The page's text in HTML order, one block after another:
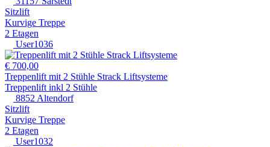
Sitzlift
Kurvige Treppe
2 Etagen
User1036
€ 700,00
Treppenlift mit 2 Stühle Strack Liftsysteme
Treppenlift inkl 2 Stühle
8852 Altendorf
Sitzlift
Kurvige Treppe
2 Etagen
User1032